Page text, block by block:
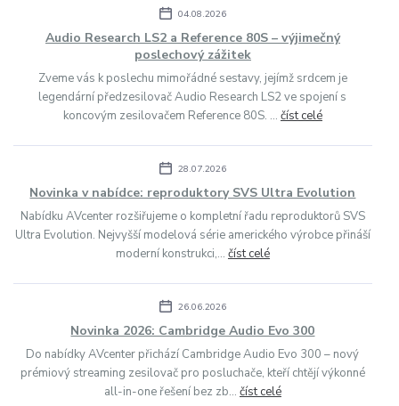
04.08.2026
Audio Research LS2 a Reference 80S – výjimečný
poslechový zážitek
Zveme vás k poslechu mimořádné sestavy, jejímž srdcem je
legendární předzesilovač Audio Research LS2 ve spojení s
koncovým zesilovačem Reference 80S. ... číst celé
28.07.2026
Novinka v nabídce: reproduktory SVS Ultra Evolution
Nabídku AVcenter rozšiřujeme o kompletní řadu reproduktorů SVS
Ultra Evolution. Nejvyšší modelová série amerického výrobce přináší
moderní konstrukci,... číst celé
26.06.2026
Novinka 2026: Cambridge Audio Evo 300
Do nabídky AVcenter přichází Cambridge Audio Evo 300 – nový
prémiový streaming zesilovač pro posluchače, kteří chtějí výkonné
all-in-one řešení bez zb... číst celé